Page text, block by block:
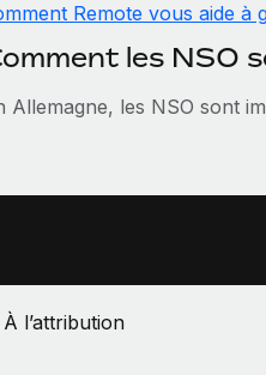
Remote vous aide à
les NSO
Allemagne, les NSO sont
À l’attribution